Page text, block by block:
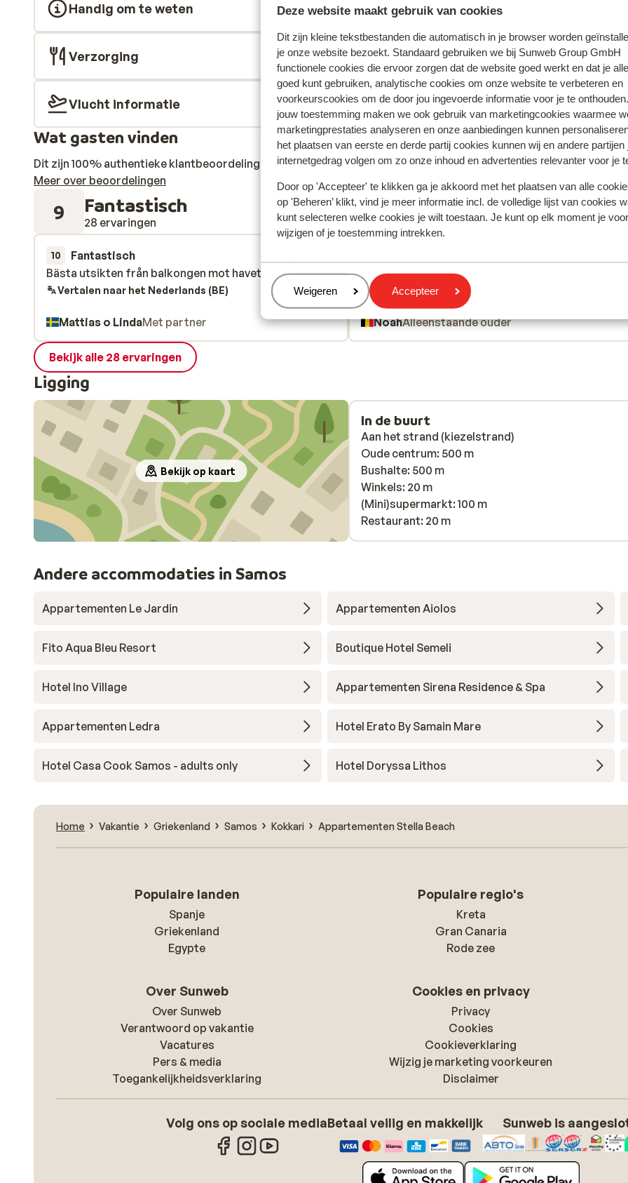
Deze website maakt gebruik van cookies
Dit zijn kleine tekstbestanden die automatisch in je browser worden
je onze website bezoekt. Standaard gebruiken we bij Sunweb Group GmbH
functionele cookies die ervoor zorgen dat de website goed werkt en dat je
goed kunt gebruiken, analytische cookies om onze website te verbeteren en
voorkeurscookies om de door jou ingevoerde informatie voor je te
jouw toestemming maken we ook gebruik van marketingcookies waarmee
marketingprestaties analyseren en onze aanbiedingen kunnen
het plaatsen van eerste en derde partij cookies kunnen wij en andere partijen
internetgedrag volgen om zo onze inhoud en advertenties relevanter voor je
Door op 'Accepteer' te klikken ga je akkoord met het plaatsen van alle
op 'Beheren’ klikt, vind je meer informatie incl. de volledige lijst van cookies
kunt selecteren welke cookies je wilt toestaan. Je kunt op elk moment je
wijzigen of je toestemming intrekken.
Beheren
Weigeren Accepteer
Handig om te weten
Verzorging
Vlucht informatie
Wat gasten vinden
Dit zijn 100% authentieke klantbeoordelingen die hun ervaring met ons product eerlijk weergeven.
Meer over beoordelingen
9 Fantastisch
28 ervaringen Meest geboekt door met
10 Fantastisch
Bästa utsikten från balkongen mot havet som finns !
Bästa utsikten från balkongen mot havet som finns !
Vertalen naar het Nederlands (BE)
Mattias o LindaMet partner
Zeer vriendelijk, behulpzaam onthaal. Het
appartement had alles wat we nodig hadden, top
locatie
Zeer vriendelijk, behulpzaam onthaal. Het
appartement had alles wat we nodig hadden, top
locatie
NoahAlleenstaande ouder
Bekijk alle 28 ervaringen
Ligging
Bekijk op kaart
In de buurt
Aan het strand (kiezelstrand)
Oude centrum: 500 m
Bushalte: 500 m
Winkels: 20 m
(Mini)supermarkt: 100 m
Restaurant: 20 m
Andere accommodaties in Samos
Appartementen Le Jardin Appartementen Aiolos
Fito Aqua Bleu Resort Boutique Hotel Semeli
Hotel Ino Village Appartementen Sirena Residence & Spa
Appartementen Ledra Hotel Erato By Samain Mare
Hotel Casa Cook Samos - adults only Hotel Doryssa Lithos
Home Vakantie Griekenland Samos Kokkari Appartementen Stella Beach
Populaire landen
Spanje
Griekenland
Egypte
Populaire regio's
Kreta
Gran Canaria
Rode zee
Over Sunweb
Over Sunweb
Verantwoord op vakantie
Vacatures
Pers & media
Toegankelijkheidsverklaring
Cookies en privacy
Privacy
Cookies
Cookieverklaring
Wijzig je marketing voorkeuren
Disclaimer
Volg ons op sociale mediaBetaal veilig en makkelijk Sunweb is